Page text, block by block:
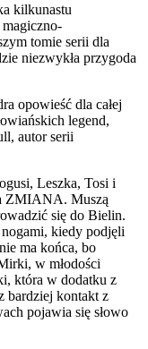
kilkunastu
magiczno-
tomie serii dla
niezwykła przygoda
opowieść dla całej
legend,
autor serii
Leszka, Tosi i
ZMIANA. Muszą
się do Bielin.
kiedy podjęli
ma końca, bo
w młodości
która w dodatku z
bardziej kontakt z
pojawia się słowo